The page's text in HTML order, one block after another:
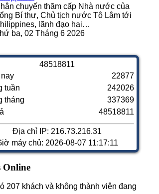
chuyến thăm cấp Nhà nước của
Bí thư, Chủ tịch nước Tô Lâm tới
lãnh đạo hai…
ba, 02 Tháng 6 2026
48518811
tuần
tháng
22877
242026
337369
48518811
Địa chỉ IP: 216.73.216.31
máy chủ: 2026-08-07 11:17:11
Online
207 khách và không thành viên đang